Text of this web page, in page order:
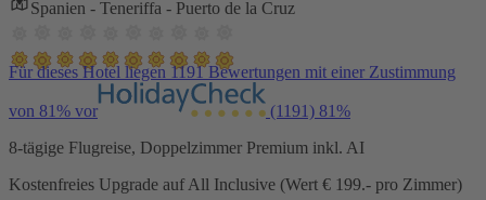
Spanien - Teneriffa - Puerto de la Cruz
Für dieses Hotel liegen 1191 Bewertungen mit einer Zustimmung
von 81% vor (1191) 81%
8-tägige Flugreise, Doppelzimmer Premium inkl. AI
Kostenfreies Upgrade auf All Inclusive (Wert € 199.- pro Zimmer)